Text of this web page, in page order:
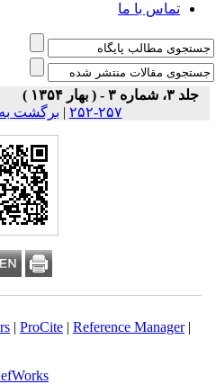
تماس با ما
جلد ۳، شماره ۳ - ( بهار ۱۳۵۴ )
۲۵۷-۲۵۲
|برگشت به
|ProCite|Reference Manager
RefWorks